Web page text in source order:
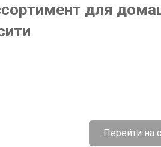
для
Перейти на